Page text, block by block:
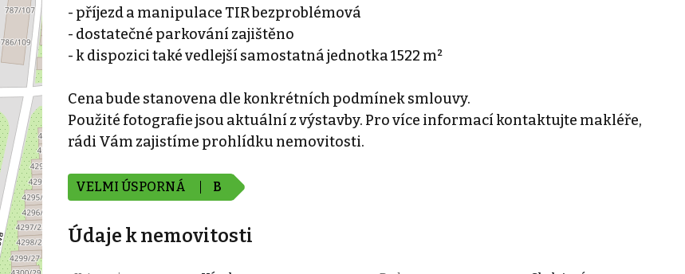
- příjezd a manipulace TIR bezproblémová
- dostatečné parkování zajištěno
- k dispozici také vedlejší samostatná jednotka 1522 m²
Cena bude stanovena dle konkrétních podmínek smlouvy.
Použité fotografie jsou aktuální z výstavby. Pro více informací kontaktujte makléře,
rádi Vám zajistíme prohlídku nemovitosti.
VELMI ÚSPORNÁ B
Údaje k nemovitosti